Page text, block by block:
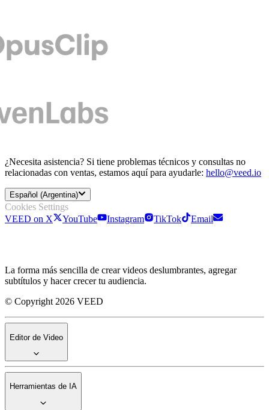
¿Necesita asistencia? Si tiene problemas técnicos y consultas no
relacionadas con ventas, estamos aquí para ayudarle: hello@veed.io
Español (Argentina)
Cookies Settings
VEED on X
YouTube Instagram TikTok Email
La forma más sencilla de crear videos deslumbrantes, agregar
subtítulos y hacer crecer tu audiencia.
© Copyright 2026 VEED
Editor de Video
Herramientas de IA